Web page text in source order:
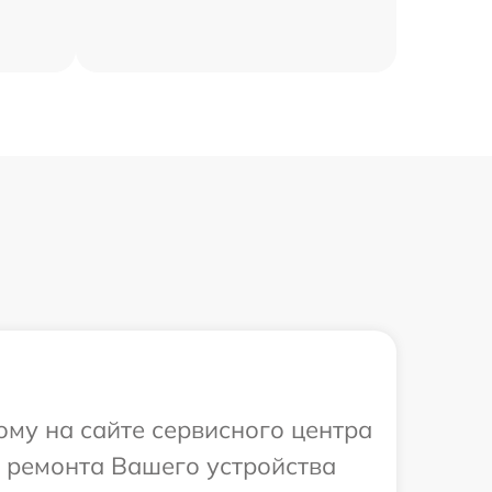
на сайте сервисного центра
Вашего устройства